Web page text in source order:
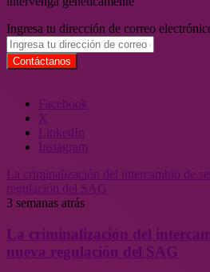
Ingresa tu dirección de correo
Facebook
X
LinkedIn
Instagram
La criminalización del intercambio de
regulación del SAG
3 semanas atrás
La criminalización del
nueva regulación del SAG